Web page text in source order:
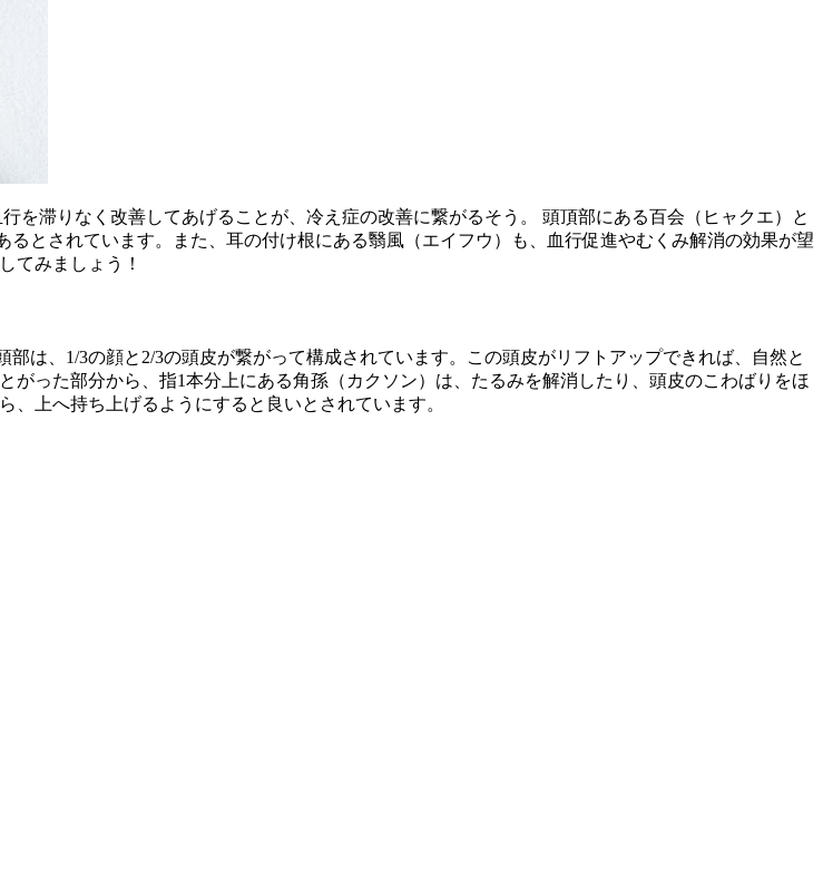
を滞りなく改善してあげることが、冷え症の改善に繋がるそう。 頭頂部にある百会（ヒャクエ）と
とされています。また、耳の付け根にある翳風（エイフウ）も、血行促進やむくみ解消の効果が望
てみましょう！
は、1/3の顔と2/3の頭皮が繋がって構成されています。この頭皮がリフトアップできれば、自然と
った部分から、指1本分上にある角孫（カクソン）は、たるみを解消したり、頭皮のこわばりをほ
上へ持ち上げるようにすると良いとされています。